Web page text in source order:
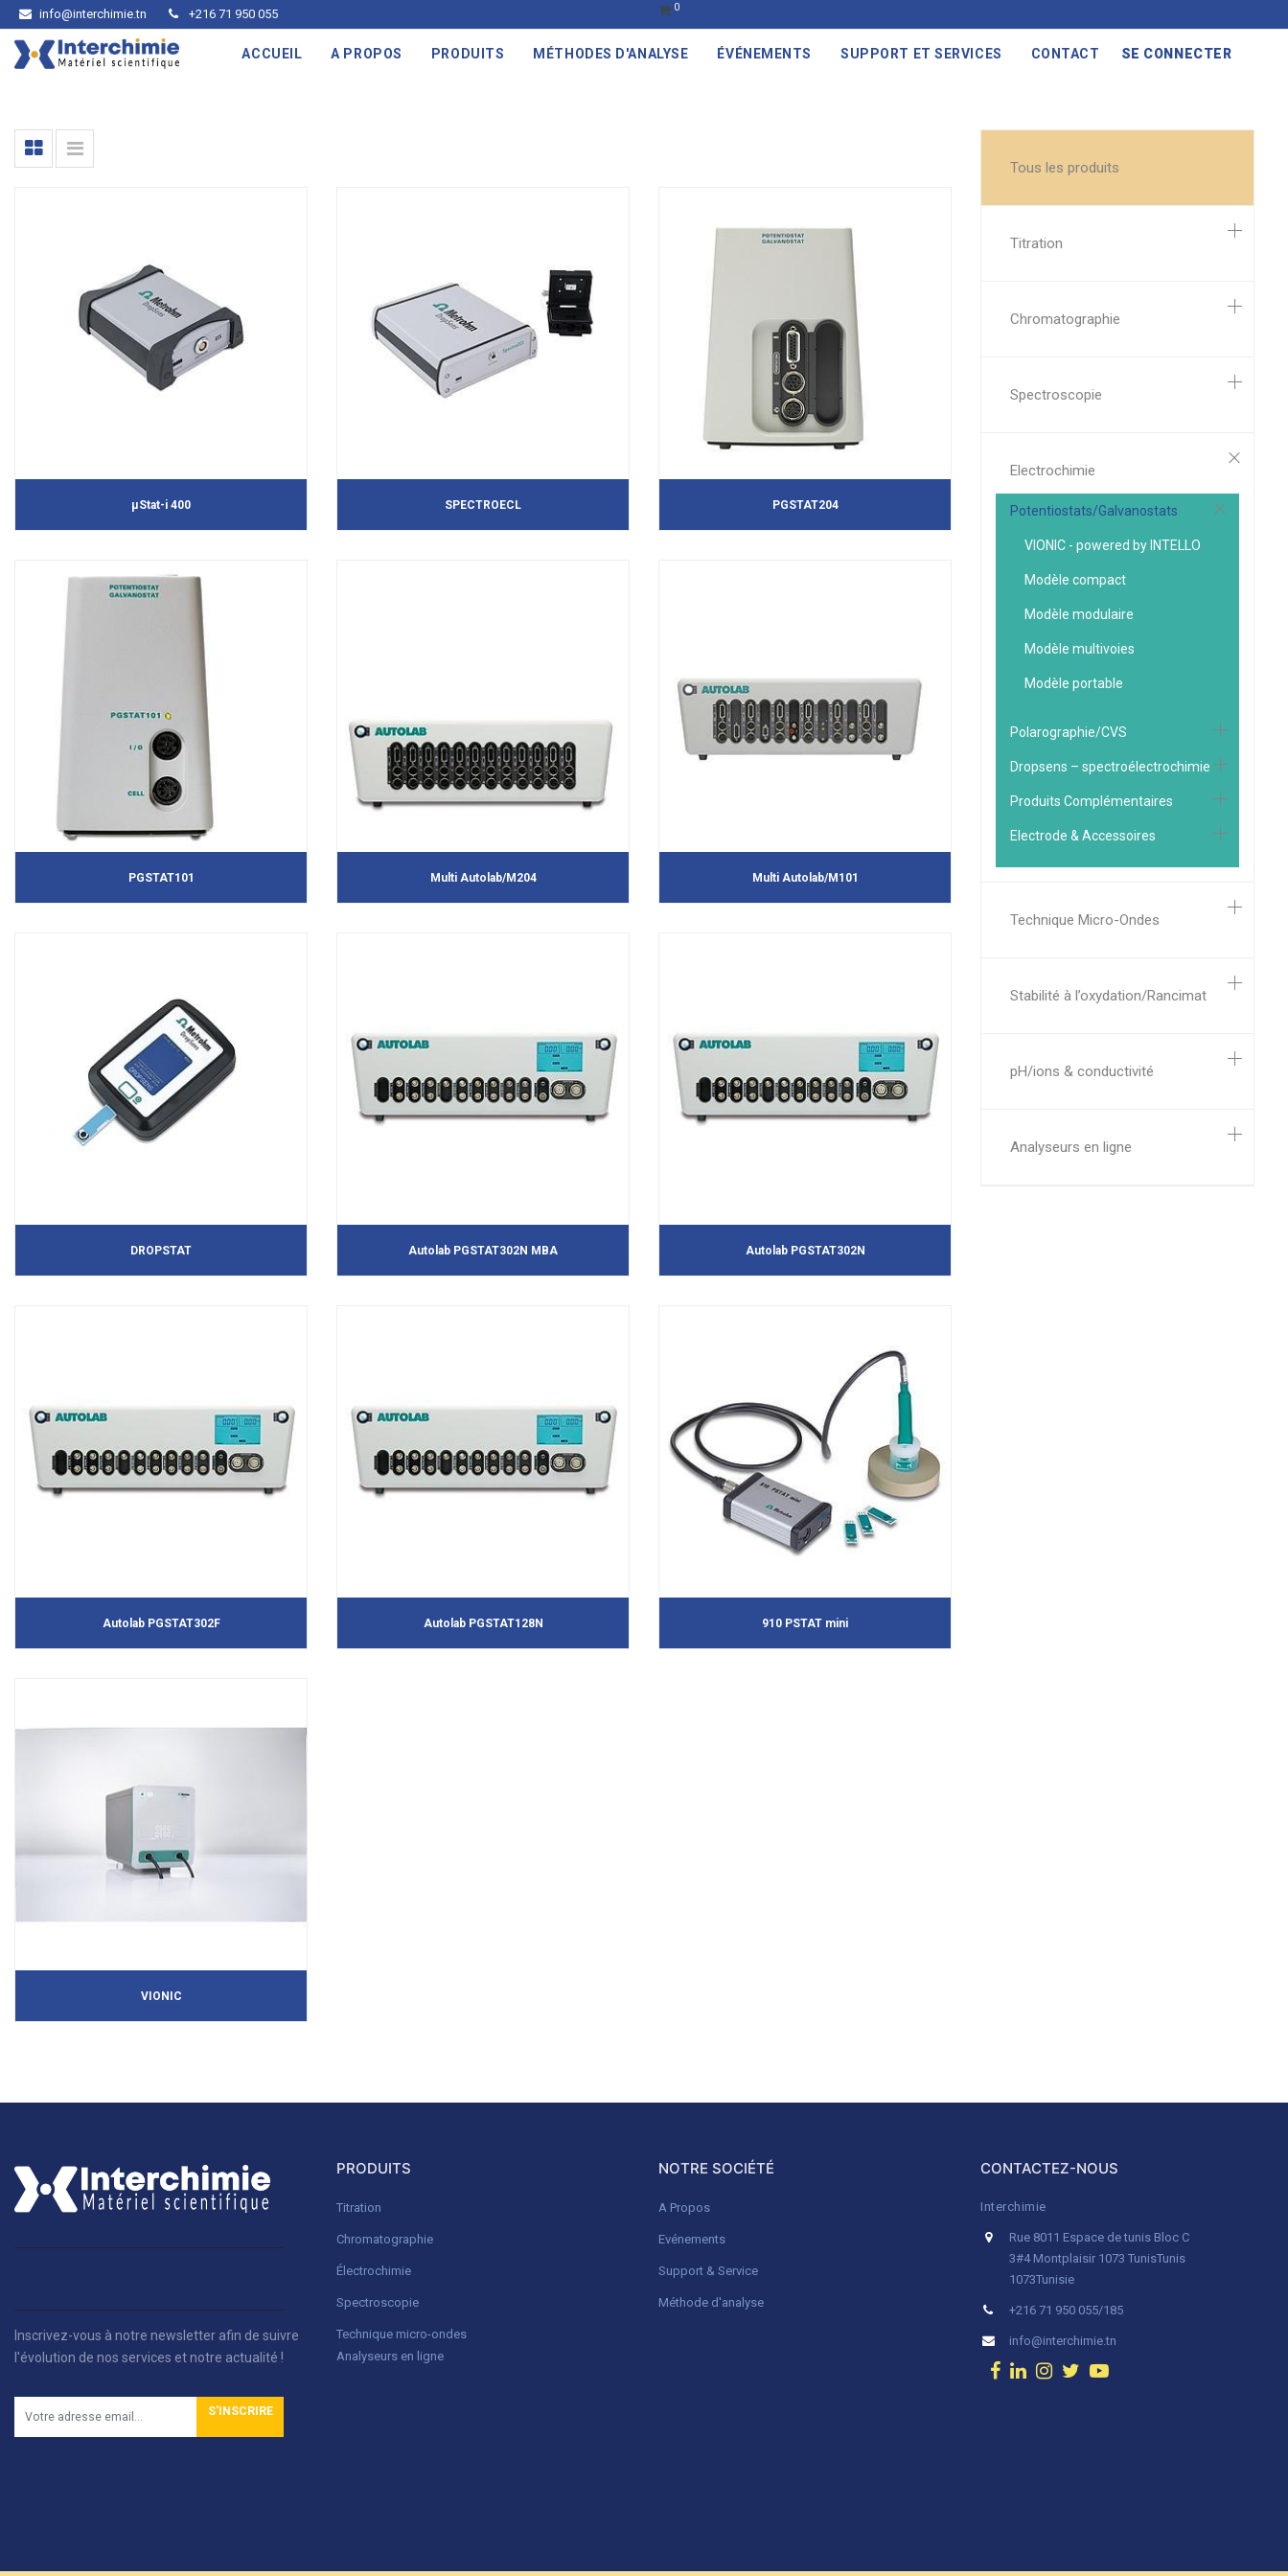
info@interchimie.tn +216 71 950 055 0
ACCUEIL A PROPOS PRODUITS MÉTHODES D'ANALYSE ÉVÉNEMENTS SUPPORT ET SERVICES CONTACT SE CONNECTER
Tous les produits
Titration
Chromatographie
Spectroscopie
Electrochimie
Potentiostats/Galvanostats
VIONIC - powered by INTELLO
Modèle compact
Modèle modulaire
Modèle multivoies
Modèle portable
Polarographie/CVS
Dropsens – spectroélectrochimie
Produits Complémentaires
Electrode & Accessoires
Technique Micro-Ondes
Stabilité à l’oxydation/Rancimat
pH/ions & conductivité
Analyseurs en ligne
μStat-i 400 SPECTROECL PGSTAT204
PGSTAT101 Multi Autolab/M204 Multi Autolab/M101
DROPSTAT Autolab PGSTAT302N MBA Autolab PGSTAT302N
Autolab PGSTAT302F Autolab PGSTAT128N 910 PSTAT mini
VIONIC
Inscrivez-vous à notre newsletter afin de suivre
l'évolution de nos services et notre actualité !
S'INSCRIRE
PRODUITS
Titration
Chromatographie
Électrochimie
Spectroscopie
Technique micro-ondes
Analyseurs en ligne
NOTRE SOCIÉTÉ
A Propos
Evénements
Support & Service
Méthode d'analyse
CONTACTEZ-NOUS
Interchimie
Rue 8011 Espace de tunis Bloc C
3#4 Montplaisir 1073 TunisTunis
1073Tunisie
+216 71 950 055/185
info@interchimie.tn